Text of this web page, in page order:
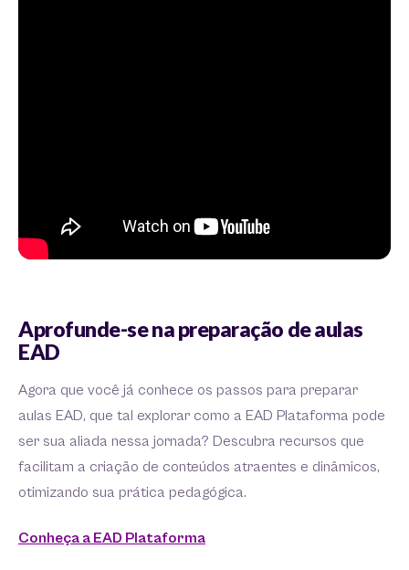
Aprofunde-se na preparação de aulas
EAD
Agora que você já conhece os passos para preparar
aulas EAD, que tal explorar como a EAD Plataforma pode
ser sua aliada nessa jornada? Descubra recursos que
facilitam a criação de conteúdos atraentes e dinâmicos,
otimizando sua prática pedagógica.
Conheça a EAD Plataforma